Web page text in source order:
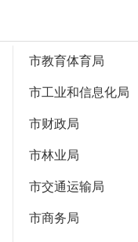
市教育体育局
市工业和信息化局
市财政局
市林业局
市交通运输局
市商务局